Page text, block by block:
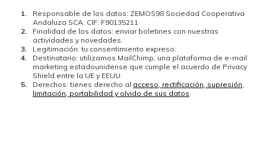
Responsable de los datos: ZEMOS98 Sociedad Cooperativa
Andaluza SCA. CIF: F90135211
Finalidad de los datos: enviar boletines con nuestras
actividades y novedades.
Legitimación: tu consentimiento expreso.
Destinatario: utilizamos MailChimp, una plataforma de e-mail
marketing estadounidense que cumple el acuerdo de Privacy
Shield entre la UE y EEUU.
Derechos: tienes derecho al acceso, rectificación, supresión,
limitación, portabilidad y olvido de sus datos